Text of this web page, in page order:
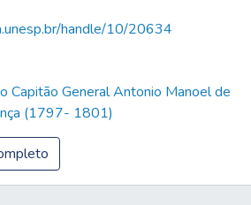
handle/10/20634
Capitão General Antonio Manoel de
(1797- 1801)